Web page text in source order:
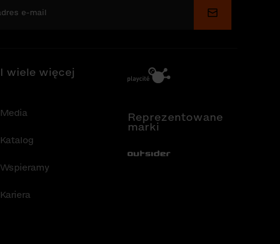
Wyślij
I wiele więcej
Media
Katalog
Wspieramy
Kariera
Reprezentowane
marki
Out-Sider